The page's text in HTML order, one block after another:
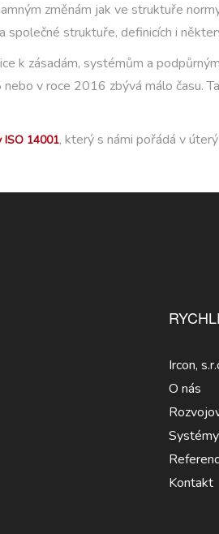
změnám jak ve struktuře
struktuře, definicích i
k zásadám, systémům a
v roce 2016 zbývá málo času.
ISO 14001, který s námi pořádá v
Ircon,
O nás
Kontakt